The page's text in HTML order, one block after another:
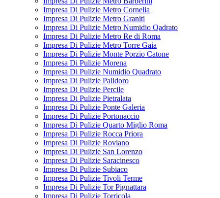
Impresa Di Pulizie Metro Cornelia
Impresa Di Pulizie Metro Graniti
Impresa Di Pulizie Metro Numidio Qadrato
Impresa Di Pulizie Metro Re di Roma
Impresa Di Pulizie Metro Torre Gaia
Impresa Di Pulizie Monte Porzio Catone
Impresa Di Pulizie Morena
Impresa Di Pulizie Numidio Quadrato
Impresa Di Pulizie Palidoro
Impresa Di Pulizie Percile
Impresa Di Pulizie Pietralata
Impresa Di Pulizie Ponte Galeria
Impresa Di Pulizie Portonaccio
Impresa Di Pulizie Quarto Miglio Roma
Impresa Di Pulizie Rocca Priora
Impresa Di Pulizie Roviano
Impresa Di Pulizie San Lorenzo
Impresa Di Pulizie Saracinesco
Impresa Di Pulizie Subiaco
Impresa Di Pulizie Tivoli Terme
Impresa Di Pulizie Tor Pignattara
Impresa Di Pulizie Torricola